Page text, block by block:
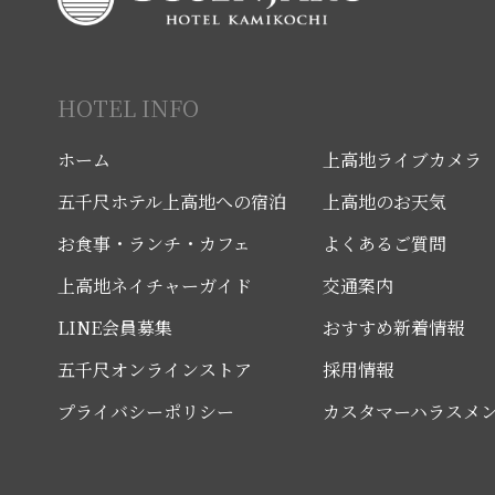
HOTEL INFO
ホーム
上高地ライブカメラ
五千尺ホテル上高地への宿泊
上高地のお天気
お食事・ランチ・カフェ
よくあるご質問
上高地ネイチャーガイド
交通案内
LINE会員募集
おすすめ新着情報
五千尺オンラインストア
採用情報
プライバシーポリシー
カスタマーハラスメ